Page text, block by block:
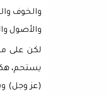
والخوف
والأصول
لكن على
يستحم،
(عز وجل)